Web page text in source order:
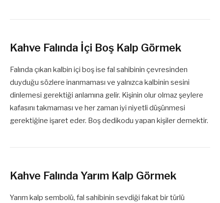
Kahve Falında İçi Boş Kalp Görmek
Falında çıkan kalbin içi boş ise fal sahibinin çevresinden
duyduğu sözlere inanmaması ve yalnızca kalbinin sesini
dinlemesi gerektiği anlamına gelir. Kişinin olur olmaz şeylere
kafasını takmaması ve her zaman iyi niyetli düşünmesi
gerektiğine işaret eder. Boş dedikodu yapan kişiler demektir.
Kahve Falında Yarım Kalp Görmek
Yarım kalp sembolü, fal sahibinin sevdiği fakat bir türlü